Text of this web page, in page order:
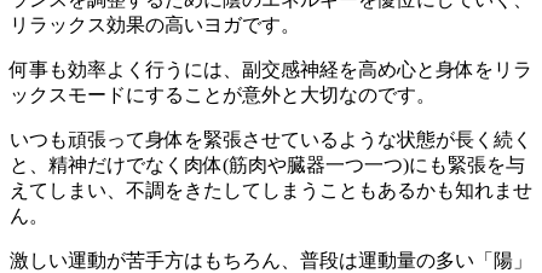
リラックス効果の高いヨガです。
何事も効率よく行うには、副交感神経を高め心と身体をリラ
ックスモードにすることが意外と大切なのです。
いつも頑張って身体を緊張させているような状態が長く続く
と、精神だけでなく肉体(筋肉や臓器一つ一つ)にも緊張を与
えてしまい、不調をきたしてしまうこともあるかも知れませ
ん。
激しい運動が苦手方はもちろん、普段は運動量の多い「陽」